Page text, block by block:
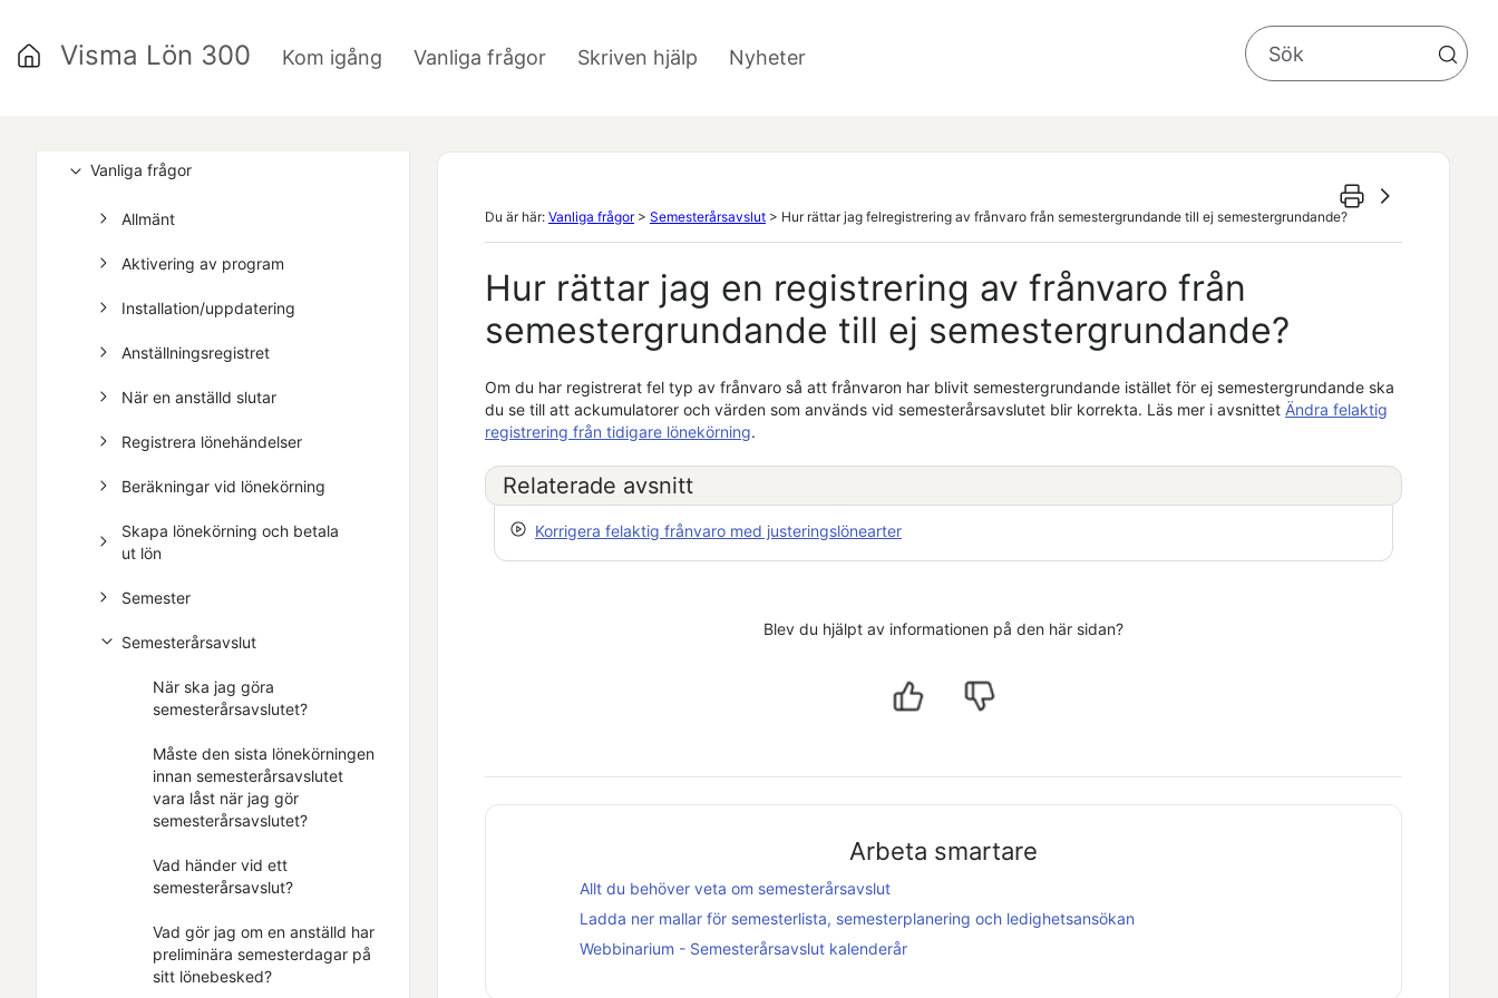
Kom igång Vanliga frågor Skriven hjälp Nyheter
Visma Lön 300
Vanliga frågor
Allmänt
Aktivering av program
Installation/uppdatering
Anställningsregistret
När en anställd slutar
Registrera lönehändelser
Beräkningar vid lönekörning
Skapa lönekörning och betala
ut lön
Semester
Semesterårsavslut
När ska jag göra
semesterårsavslutet?
Måste den sista lönekörningen
innan semesterårsavslutet
vara låst när jag gör
semesterårsavslutet?
Vad händer vid ett
semesterårsavslut?
Vad gör jag om en anställd har
preliminära semesterdagar på
sitt lönebesked?
Du är här: Vanliga frågor> Semesterårsavslut > Hur rättar jag felregistrering av frånvaro från semestergrundande till ej semestergrundande?
Hur rättar jag en registrering av frånvaro från
semestergrundande till ej semestergrundande?
Om du har registrerat fel typ av frånvaro så att frånvaron har blivit semestergrundande istället för ej semestergrundande ska
du se till att ackumulatorer och värden som används vid semesterårsavslutet blir korrekta. Läs mer i avsnittet Ändra felaktig
registrering från tidigare lönekörning.
Relaterade avsnitt
Korrigera felaktig frånvaro med justeringslönearter
Blev du hjälpt av informationen på den här sidan?
Arbeta smartare
Allt du behöver veta om semesterårsavslut
Ladda ner mallar för semesterlista, semesterplanering och ledighetsansökan
Webbinarium - Semesterårsavslut kalenderår